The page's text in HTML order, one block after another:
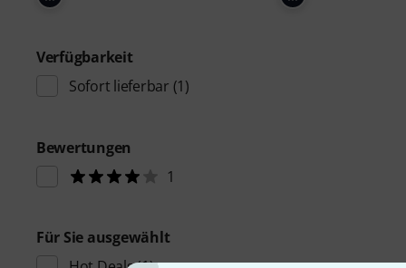
Verfügbarkeit
Sofort lieferbar (1)
Bewertungen
1
Für Sie ausgewählt